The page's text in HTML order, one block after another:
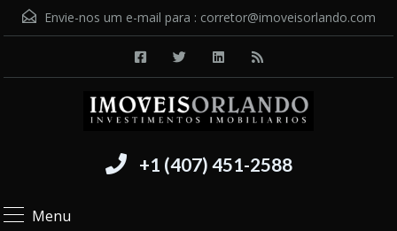
Envie-nos um e-mail para : corretor@imoveisorlando.com
+1 (407) 451-2588
Menu